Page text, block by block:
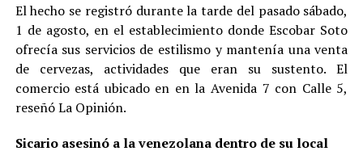
El hecho se registró durante la tarde del pasado sábado,
1 de agosto, en el establecimiento donde Escobar Soto
ofrecía sus servicios de estilismo y mantenía una venta
de cervezas, actividades que eran su sustento. El
comercio está ubicado en en la Avenida 7 con Calle 5,
reseñó La Opinión.
Sicario asesinó a la venezolana dentro de su local